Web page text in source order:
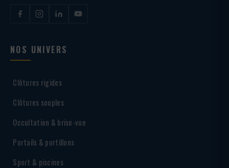
NOS UNIVERS
Clôtures rigides
Clôtures souples
Occultation & brise-vue
Portails & portillons
Sport & piscines